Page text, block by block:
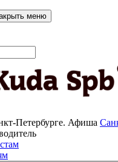
меню
Петербурге. Афиша